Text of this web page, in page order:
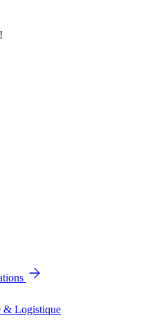
& Logistique